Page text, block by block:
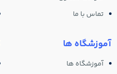
تماس با ما
آموزشگاه ها
آموزشگاه ها